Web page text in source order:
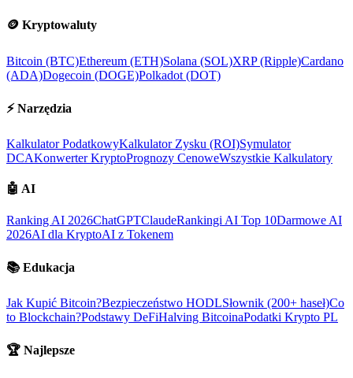
🪙 Kryptowaluty
Bitcoin (BTC)Ethereum (ETH)Solana (SOL)XRP (Ripple)Cardano
(ADA)Dogecoin (DOGE)Polkadot (DOT)
⚡ Narzędzia
Kalkulator PodatkowyKalkulator Zysku (ROI)Symulator
DCAKonwerter KryptoPrognozy CenoweWszystkie Kalkulatory
🤖 AI
Ranking AI 2026ChatGPTClaudeRankingi AI Top 10Darmowe AI
2026AI dla KryptoAI z Tokenem
📚 Edukacja
Jak Kupić Bitcoin?Bezpieczeństwo HODLSłownik (200+ haseł)Co
to Blockchain?Podstawy DeFiHalving BitcoinaPodatki Krypto PL
🏆 Najlepsze